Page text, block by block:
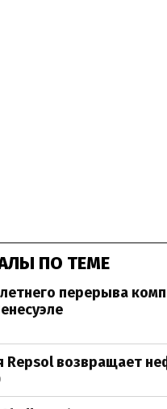
ПО ТЕМЕ
перерыва
Repsol возвращает